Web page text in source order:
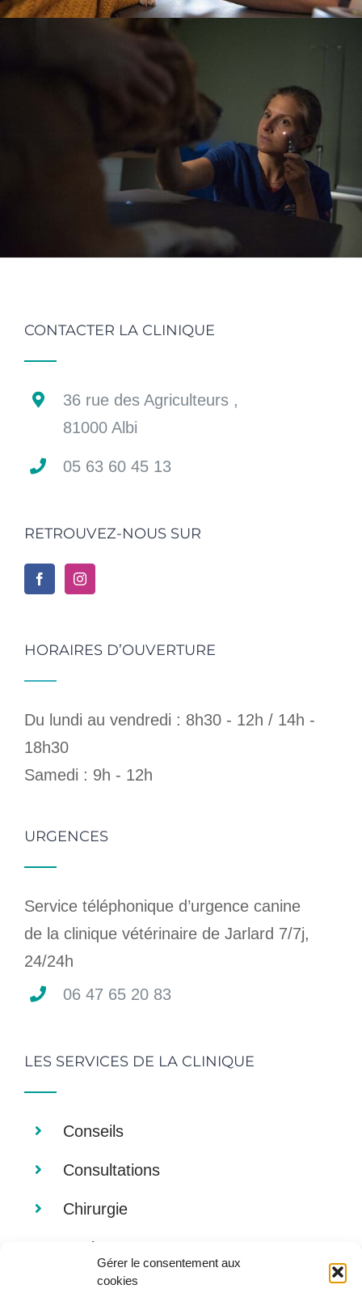
Gérer le consentement aux
cookies
CONTACTER LA CLINIQUE
36 rue des Agriculteurs ,
81000 Albi
05 63 60 45 13
RETROUVEZ-NOUS SUR
HORAIRES D’OUVERTURE
Du lundi au vendredi : 8h30 - 12h / 14h -
18h30
Samedi : 9h - 12h
URGENCES
Service téléphonique d’urgence canine
de la clinique vétérinaire de Jarlard 7/7j,
24/24h
06 47 65 20 83
LES SERVICES DE LA CLINIQUE
Conseils
Consultations
Chirurgie
Analyses